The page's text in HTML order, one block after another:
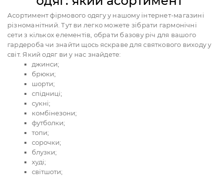
Асортимент фірмового одягу у нашому інтернет-магазині
різноманітний. Тут ви легко можете зібрати гармонічні
сети з кількох елементів, обрати базову річ для вашого
гардероба чи знайти щось яскраве для святкового виходу у
світ. Який одяг ви у нас знайдете:
джинси;
брюки;
шорти;
спідниці;
сукні;
комбінезони;
футболки;
топи;
сорочки;
блузки;
худі;
світшоти;